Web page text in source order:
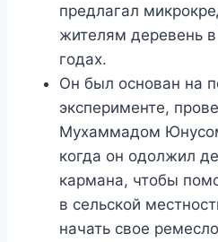
предлагал
жителям деревень
годах.
Он был основан на
эксперименте,
Мухаммадом
когда он одолжил
кармана, чтобы
в сельской
начать свое